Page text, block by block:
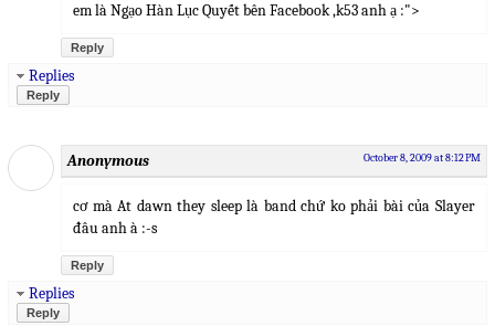
em là Ngạo Hàn Lục Quyết bên Facebook ,k53 anh ạ :">
Reply
Replies
Reply
Anonymous October 8, 2009 at 8:12 PM
cơ mà At dawn they sleep là band chứ ko phải bài của Slayer
đâu anh à :-s
Reply
Replies
Reply